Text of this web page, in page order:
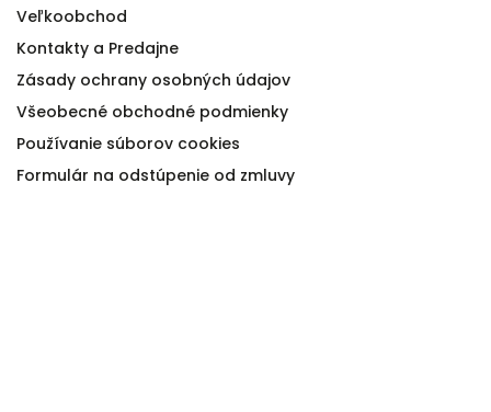
Veľkoobchod
Kontakty a Predajne
Zásady ochrany osobných údajov
Všeobecné obchodné podmienky
Používanie súborov cookies
Formulár na odstúpenie od zmluvy